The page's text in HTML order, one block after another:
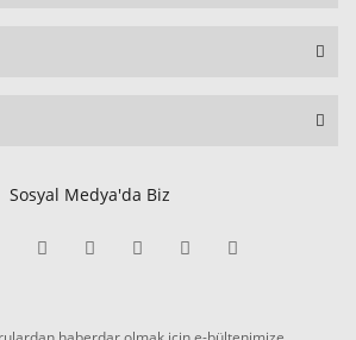
Sosyal Medya'da Biz